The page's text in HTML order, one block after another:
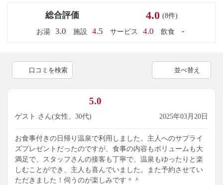
総合評価 4.0 (8件)
お湯 3.0 施設 4.5 サービス 4.0 飲食 -
口コミを検索 並べ替え
5.0
ゲスト さん(女性、30代) 2025年03月20日
お食事付きの日帰り温泉で利用しました。主人へのサプライ
ズプレゼントだったのですが、食事の内容もボリュームも大
満足で、スタッフさんの接客も丁寧で、温泉もゆったりと楽
しむことができ、主人も喜んでいました。また予約させてい
ただきました！伺うのが楽しみです＾＾